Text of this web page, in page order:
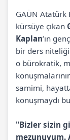
GAÜN
kürsüye çıkan
Kaplan’ın
bir ders
o bürokratik,
samimi,
konuşmaydı
"Bizler sizin
mezunuyum.